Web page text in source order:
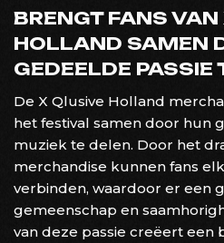
BRENGT FANS VAN
HOLLAND SAMEN
GEDEELDE PASSIE
De X Qlusive Holland
het festival samen door hun
muziek te delen. Door het
merchandise kunnen fans
verbinden, waardoor er een
gemeenschap en
van deze passie creëert een